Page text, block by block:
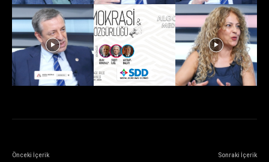
Önceki İçerik Sonraki İçerik